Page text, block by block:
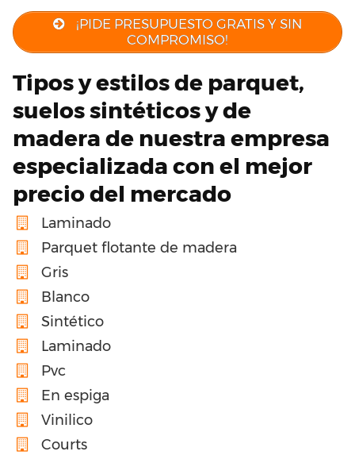
¡PIDE PRESUPUESTO GRATIS Y SIN
COMPROMISO!
Tipos y estilos de parquet,
suelos sintéticos y de
madera de nuestra empresa
especializada con el mejor
precio del mercado
Laminado
Parquet flotante de madera
Gris
Blanco
Sintético
Laminado
Pvc
En espiga
Vinilico
Courts